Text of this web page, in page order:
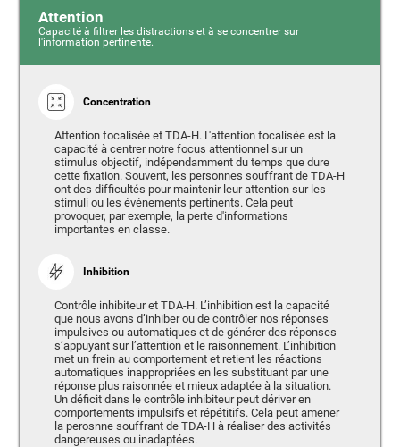
Attention
Capacité à filtrer les distractions et à se concentrer sur
l'information pertinente.
Concentration
Attention focalisée et TDA-H. L'attention focalisée est la
capacité à centrer notre focus attentionnel sur un
stimulus objectif, indépendamment du temps que dure
cette fixation. Souvent, les personnes souffrant de TDA-H
ont des difficultés pour maintenir leur attention sur les
stimuli ou les événements pertinents. Cela peut
provoquer, par exemple, la perte d'informations
importantes en classe.
Inhibition
Contrôle inhibiteur et TDA-H. L’inhibition est la capacité
que nous avons d’inhiber ou de contrôler nos réponses
impulsives ou automatiques et de générer des réponses
s’appuyant sur l’attention et le raisonnement. L’inhibition
met un frein au comportement et retient les réactions
automatiques inappropriées en les substituant par une
réponse plus raisonnée et mieux adaptée à la situation.
Un déficit dans le contrôle inhibiteur peut dériver en
comportements impulsifs et répétitifs. Cela peut amener
la perosnne souffrant de TDA-H à réaliser des activités
dangereuses ou inadaptées.